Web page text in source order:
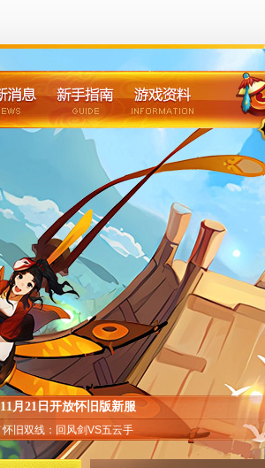
11月21日开放怀旧版新服
怀旧双线：回风剑VS五云手